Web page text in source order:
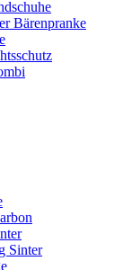
Bärenpranke
Sinter